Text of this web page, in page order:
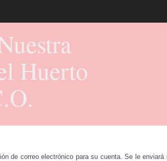
Huerto
de correo electrónico para su cuenta. Se le